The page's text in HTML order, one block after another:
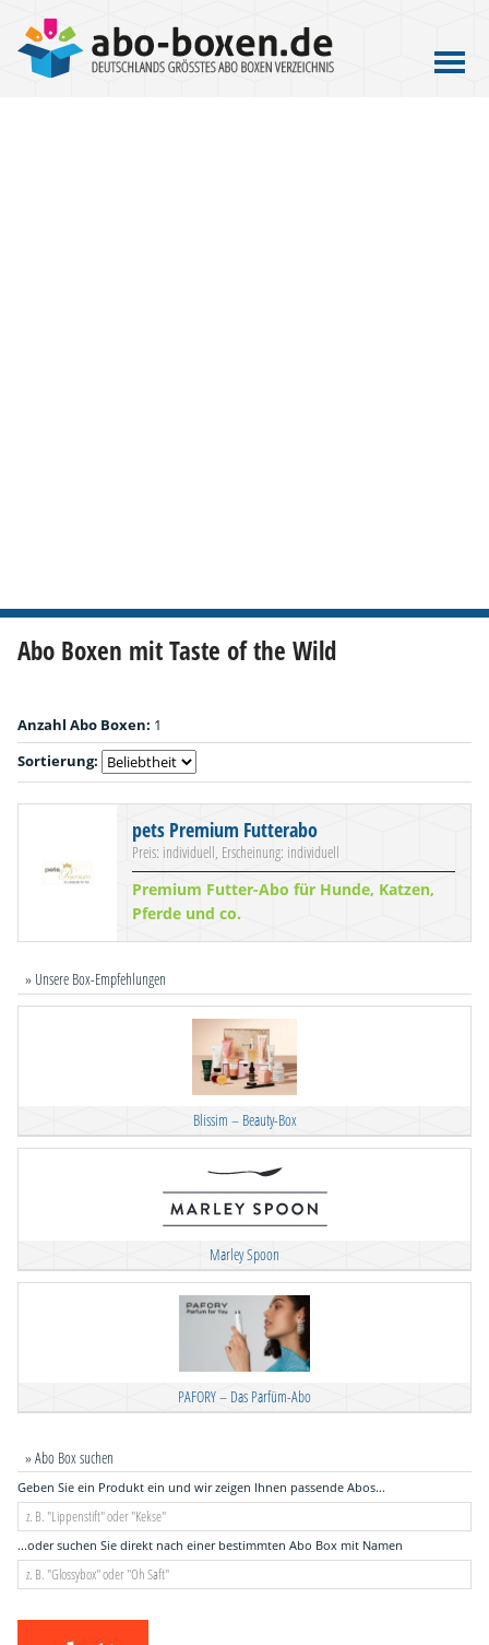
Abo Boxen mit Taste of the Wild
Anzahl Abo Boxen: 1
Sortierung:
pets Premium Futterabo
Preis: individuell, Erscheinung: individuell
Premium Futter-Abo für Hunde, Katzen,
Pferde und co.
» Unsere Box-Empfehlungen
Blissim – Beauty-Box
Marley Spoon
PAFORY – Das Parfüm-Abo
» Abo Box suchen
Geben Sie ein Produkt ein und wir zeigen Ihnen passende Abos...
...oder suchen Sie direkt nach einer bestimmten Abo Box mit Namen